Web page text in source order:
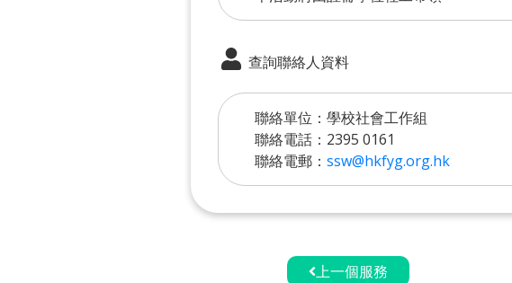
查詢聯絡人資料
聯絡單位：學校社會工作組
聯絡電話：2395 0161
聯絡電郵： ssw@hkfyg.org.hk
上一個服務